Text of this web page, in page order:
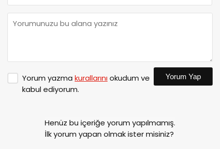
Yorum yazma kurallarınıokudum ve
kabul ediyorum.
Yorum Yap
Henüz bu içeriğe yorum yapılmamış.
İlk yorum yapan olmak ister misiniz?